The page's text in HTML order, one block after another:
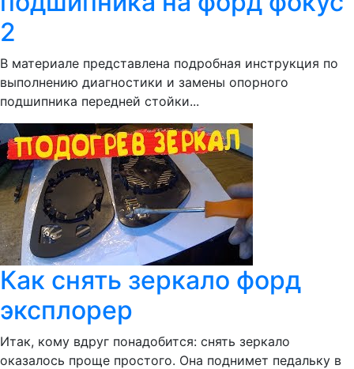
2
В материале представлена подробная инструкция по
выполнению диагностики и замены опорного
подшипника передней стойки...
Как снять зеркало форд
эксплорер
Итак, кому вдруг понадобится: снять зеркало
оказалось проще простого. Она поднимет педальку в